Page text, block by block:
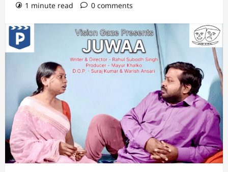
1 minute read
0 comments